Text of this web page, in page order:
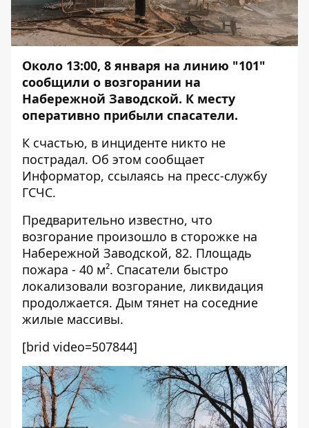
Около 13:00, 8 января на линию "101"
сообщили о возгорании на
Набережной Заводской. К месту
оперативно прибыли спасатели.
К счастью, в инциденте никто не
пострадал. Об этом сообщает
Информатор, ссылаясь на пресс-службу
ГСЧС.
Предварительно известно, что
возгорание произошло в сторожке на
Набережной Заводской, 82. Площадь
пожара - 40 м². Спасатели быстро
локализовали возгорание, ликвидация
продолжается. Дым тянет на соседние
жилые массивы.
[brid video=507844]